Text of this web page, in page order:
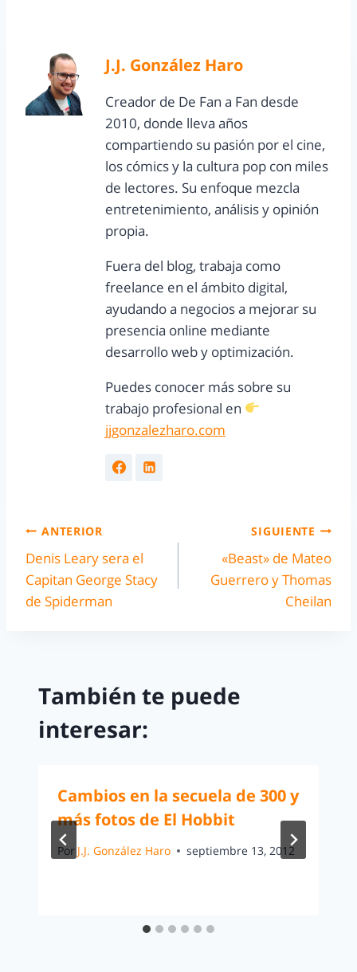
J.J. González Haro
Creador de De Fan a Fan desde
2010, donde lleva años
compartiendo su pasión por el cine,
los cómics y la cultura pop con miles
de lectores. Su enfoque mezcla
entretenimiento, análisis y opinión
propia.
Fuera del blog, trabaja como
freelance en el ámbito digital,
ayudando a negocios a mejorar su
presencia online mediante
desarrollo web y optimización.
Puedes conocer más sobre su
trabajo profesional en
jjgonzalezharo.com
ANTERIOR
Denis Leary sera el
Capitan George Stacy
de Spiderman
SIGUIENTE
«Beast» de Mateo
Guerrero y Thomas
Cheilan
También te puede
interesar:
Cambios en la secuela de 300 y
más fotos de El Hobbit
Por J.J. González Haro septiembre 13, 2012